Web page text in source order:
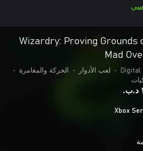
Wizardry: Proving Grounds
Mad
Digital
• لعب الأدوار • الحركة والمغامرة
•